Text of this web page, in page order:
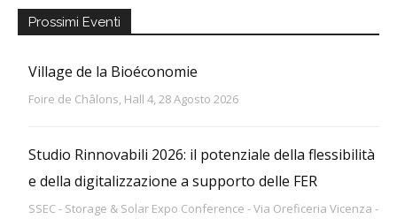
Prossimi Eventi
Village de la Bioéconomie
Foire de Châlons, Hall 4, 28 Agosto 2026
Studio Rinnovabili 2026: il potenziale della flessibilità
e della digitalizzazione a supporto delle FER
SSEC - Storage & Solar Expo Conference - Via Oreficeria Vicenza -